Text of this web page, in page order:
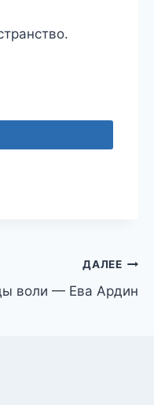
ДАЛЕЕ
воли — Ева Ардин